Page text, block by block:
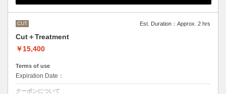
CUT Est. Duration：Approx. 2 hrs
Cut＋Treatment
￥15,400
Terms of use
Expiration Date：
クーポンについて